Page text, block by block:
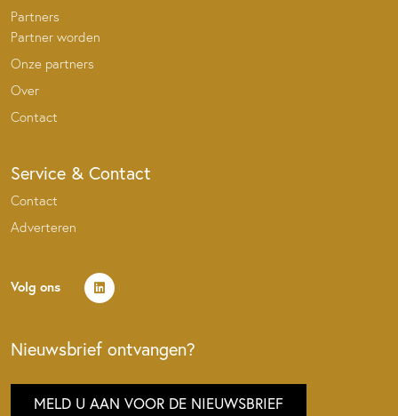
Partners
Partner worden
Onze partners
Over
Contact
Service & Contact
Contact
Adverteren
Volg ons
Nieuwsbrief ontvangen?
MELD U AAN VOOR DE NIEUWSBRIEF